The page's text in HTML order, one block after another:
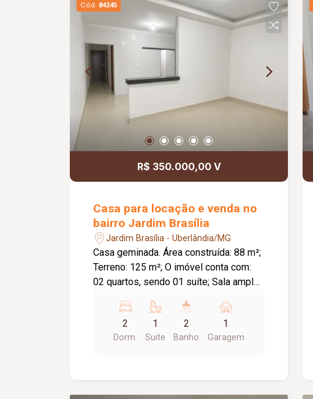
Cód. 84245
R$ 350.000,00 V
Casa para locação e venda no
bairro Jardim Brasília
Jardim Brasília - Uberlândia/MG
Casa geminada. Área construída: 88 m²;
Terreno: 125 m²; O imóvel conta com:
02 quartos, sendo 01 suíte; Sala ampla;
Garagem; Diferenciais: Portas e janelas
em blindex, proporcionando excelente
iluminação natural; Cerca de concertina
2
Dorm.
1
Suite
2
Banho
1
Garagem